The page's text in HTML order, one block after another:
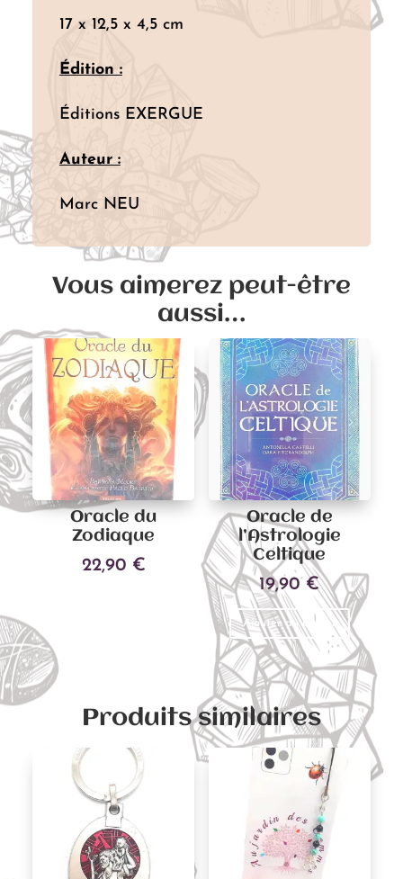
17 x 12,5 x 4,5 cm
Édition :
Éditions EXERGUE
Auteur :
Marc NEU
Vous aimerez peut-être
aussi…
Oracle du
Zodiaque
22,90 €
Oracle de
l’Astrologie
Celtique
19,90 €
Ajouter au panier
Produits similaires